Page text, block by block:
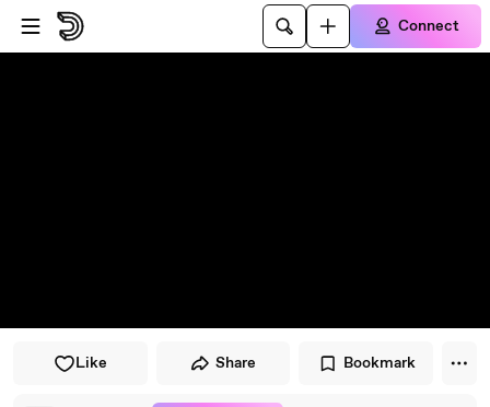
Skip to player
Skip to main content
Connect
Like Share Bookmark